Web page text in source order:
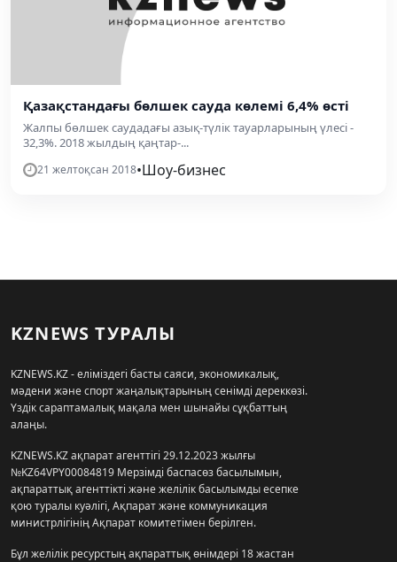
Қазақстандағы бөлшек сауда көлемі 6,4% өсті
Жалпы бөлшек саудадағы азық-түлік тауарларының үлесі -
32,3%. 2018 жылдың қаңтар-...
21 желтоқсан 2018•Шоу-бизнес
KZNEWS ТУРАЛЫ
KZNEWS.KZ - еліміздегі басты саяси, экономикалық,
мәдени және спорт жаңалықтарының сенімді дереккөзі.
Үздік сараптамалық мақала мен шынайы сұқбаттың
алаңы.
KZNEWS.KZ ақпарат агенттігі 29.12.2023 жылғы
№KZ64VPY00084819 Мерзімді баспасөз басылымын,
ақпараттық агенттікті және желілік басылымды есепке
қою туралы куәлігі, Ақпарат және коммуникация
министрлігінің Ақпарат комитетімен берілген.
Бұл желілік ресурстың ақпараттық өнімдері 18 жастан